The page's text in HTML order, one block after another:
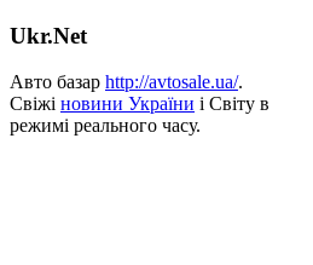
Ukr.Net
Авто базар http://avtosale.ua/.
Свіжі новини України і Світу в
режимі реального часу.